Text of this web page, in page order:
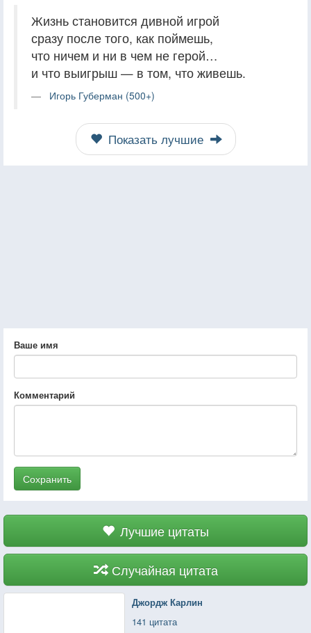
Жизнь становится дивной игрой
сразу после того, как поймешь,
что ничем и ни в чем не герой…
и что выигрыш — в том, что живешь.
Игорь Губерман (500+)
Показать лучшие
Ваше имя
Комментарий
Сохранить
Лучшие цитаты
Случайная цитата
Джордж Карлин
141 цитата